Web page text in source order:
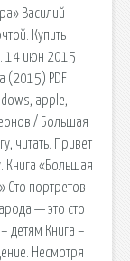
Василий
Купить
14 июн 2015
(2015) PDF
apple,
/ Большая
читать. Привет
Книга «Большая
Сто портретов
— это сто
детям Книга –
Несмотря